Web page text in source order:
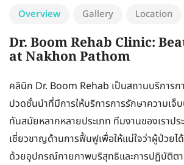
Overview Gallery Location
Dr. Boom Rehab Clinic:
at Nakhon Pathom
คลินิก Dr. Boom Rehab เป็นสถานบริการก
ปวดชั้นนำที่มีการให้บริการการรักษาความเจ็
ทันสมัยหลากหลายประเภท ทีมงานของเราป
เชี่ยวชาญด้านการฟื้นฟูเพื่อให้แน่ใจว่าผู้ป่วย
ด้วยอุปกรณ์กายภาพบริสุทธิและการปฏิบัติต